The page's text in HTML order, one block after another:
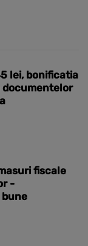
lei, bonificatia
documentelor
fiscale
-